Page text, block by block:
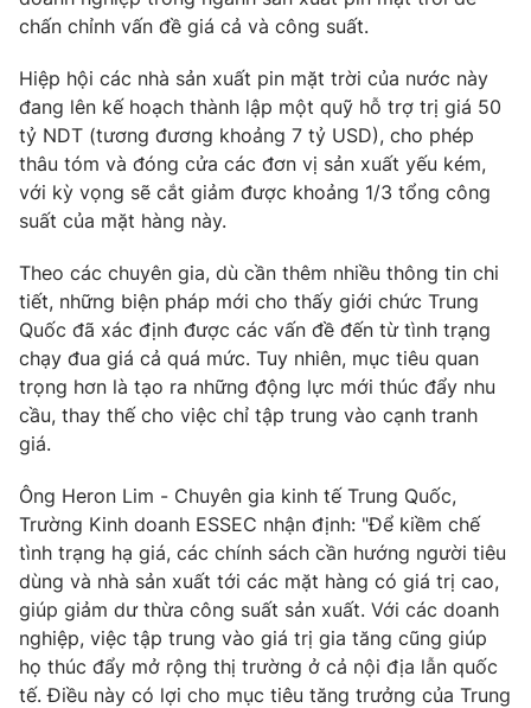
chấn chỉnh vấn đề giá cả và công suất.
Hiệp hội các nhà sản xuất pin mặt trời của nước này
đang lên kế hoạch thành lập một quỹ hỗ trợ trị giá 50
tỷ NDT (tương đương khoảng 7 tỷ USD), cho phép
thâu tóm và đóng cửa các đơn vị sản xuất yếu kém,
với kỳ vọng sẽ cắt giảm được khoảng 1/3 tổng công
suất của mặt hàng này.
Theo các chuyên gia, dù cần thêm nhiều thông tin chi
tiết, những biện pháp mới cho thấy giới chức Trung
Quốc đã xác định được các vấn đề đến từ tình trạng
chạy đua giá cả quá mức. Tuy nhiên, mục tiêu quan
trọng hơn là tạo ra những động lực mới thúc đẩy nhu
cầu, thay thế cho việc chỉ tập trung vào cạnh tranh
giá.
Ông Heron Lim - Chuyên gia kinh tế Trung Quốc,
Trường Kinh doanh ESSEC nhận định: "Để kiềm chế
tình trạng hạ giá, các chính sách cần hướng người tiêu
dùng và nhà sản xuất tới các mặt hàng có giá trị cao,
giúp giảm dư thừa công suất sản xuất. Với các doanh
nghiệp, việc tập trung vào giá trị gia tăng cũng giúp
họ thúc đẩy mở rộng thị trường ở cả nội địa lẫn quốc
tế. Điều này có lợi cho mục tiêu tăng trưởng của Trung